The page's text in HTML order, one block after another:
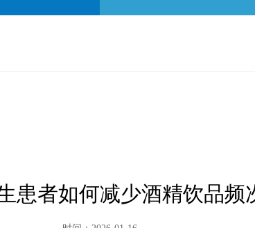
患者如何减少酒精饮品频